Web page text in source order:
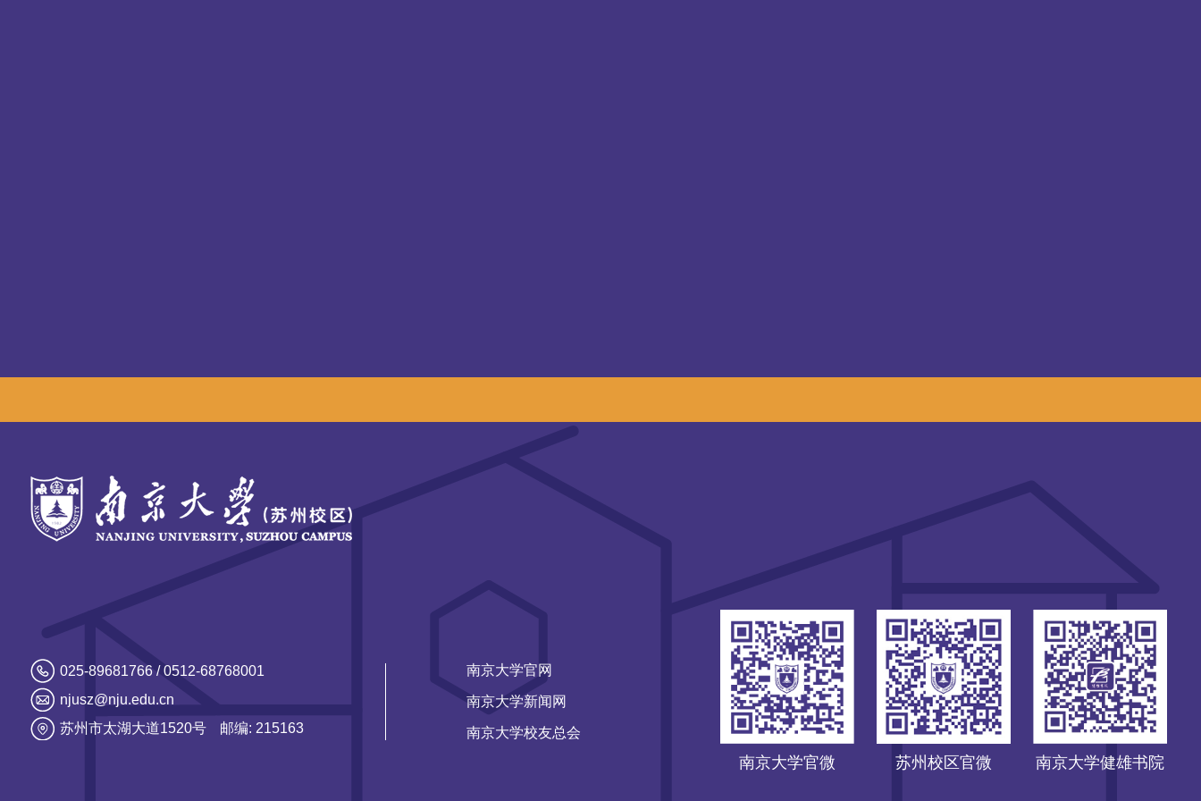
025-89681766 / 0512-68768001
njusz@nju.edu.cn
苏州市太湖大道1520号
邮编: 215163
南京大学官网
南京大学新闻网
南京大学校友总会
南京大学官微 苏州校区官微 南京大学健雄书院